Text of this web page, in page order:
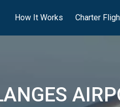
How It Works Charter